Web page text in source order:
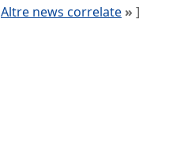
Altre news correlate » ]